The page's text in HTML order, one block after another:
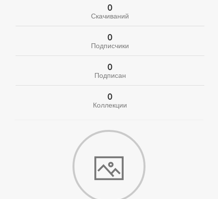
0
Скачиваний
0
Подписчики
0
Подписан
0
Коллекции